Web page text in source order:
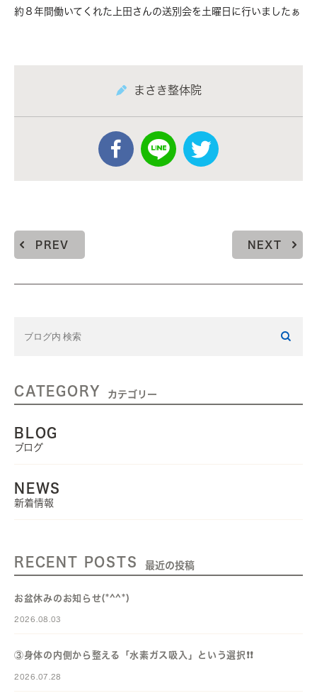
約８年間働いてくれた上田さんの送別会を土曜日に行いましたぁ
まさき整体院
PREV NEXT
CATEGORY カテゴリー
BLOG
ブログ
NEWS
新着情報
RECENT POSTS 最近の投稿
お盆休みのお知らせ(*^^*)
2026.08.03
③身体の内側から整える「水素ガス吸入」という選択❗️❗️
2026.07.28